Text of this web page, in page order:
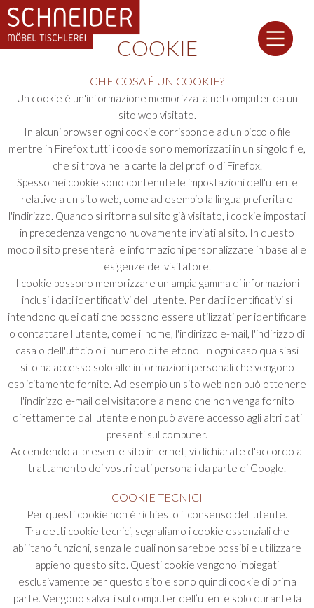
COOKIE
CHE COSA È UN COOKIE?
Un cookie è un'informazione memorizzata nel computer da un
sito web visitato.
In alcuni browser ogni cookie corrisponde ad un piccolo file
mentre in Firefox tutti i cookie sono memorizzati in un singolo file,
che si trova nella cartella del profilo di Firefox.
Spesso nei cookie sono contenute le impostazioni dell'utente
relative a un sito web, come ad esempio la lingua preferita e
l'indirizzo. Quando si ritorna sul sito già visitato, i cookie impostati
in precedenza vengono nuovamente inviati al sito. In questo
modo il sito presenterà le informazioni personalizzate in base alle
esigenze del visitatore.
I cookie possono memorizzare un'ampia gamma di informazioni
inclusi i dati identificativi dell'utente. Per dati identificativi si
intendono quei dati che possono essere utilizzati per identificare
o contattare l'utente, come il nome, l'indirizzo e-mail, l'indirizzo di
casa o dell'ufficio o il numero di telefono. In ogni caso qualsiasi
sito ha accesso solo alle informazioni personali che vengono
esplicitamente fornite. Ad esempio un sito web non può ottenere
l'indirizzo e-mail del visitatore a meno che non venga fornito
direttamente dall'utente e non può avere accesso agli altri dati
presenti sul computer.
Accendendo al presente sito internet, vi dichiarate d'accordo al
trattamento dei vostri dati personali da parte di Google.
COOKIE TECNICI
Per questi cookie non è richiesto il consenso dell'utente.
Tra detti cookie tecnici, segnaliamo i cookie essenziali che
abilitano funzioni, senza le quali non sarebbe possibile utilizzare
appieno questo sito. Questi cookie vengono impiegati
esclusivamente per questo sito e sono quindi cookie di prima
parte. Vengono salvati sul computer dell’utente solo durante la